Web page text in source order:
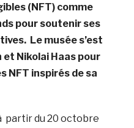
(NFT) comme
pour soutenir ses
Le musée s’est
Nikolai Haas pour
NFT inspirés de sa
partir du 20 octobre